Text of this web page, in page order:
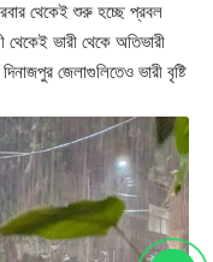
থেকেই শুরু হচ্ছে প্রবল
ভারী থেকে অতিভারী
জেলাগুলিতেও ভারী বৃষ্টি